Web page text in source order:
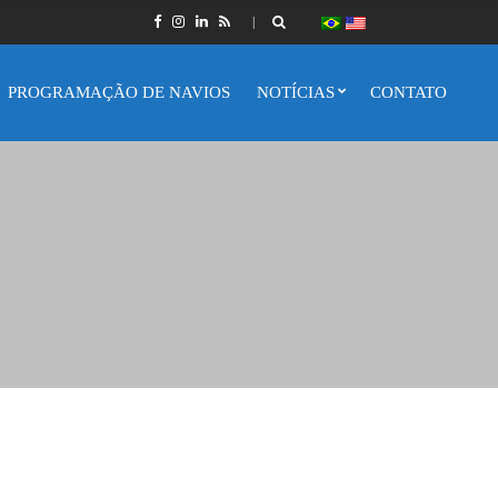
PROGRAMAÇÃO DE NAVIOS NOTÍCIAS CONTATO